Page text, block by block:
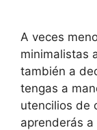
A veces
minimalistas
también a
tengas a
utencilios de
aprenderás